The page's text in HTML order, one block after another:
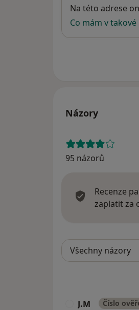
Dostupnost
Na této adrese
Co mám v
Názory
95 názorů
Recenze
zaplatit za
J.M Číslo